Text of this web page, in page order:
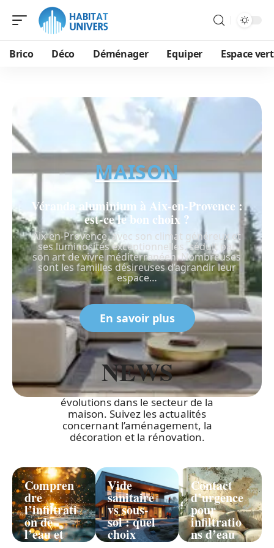
Brico Déco Déménager Equiper Espace vert
MAISON
Véranda aluminium à Aix-en-Provence :
est-ce le bon choix ?
Aix-en-Provence, avec son climat généreux et
ses luminosités exceptionnelles, séduit par
son art de vivre méditerranéen. Nombreuses
sont les familles désireuses d’agrandir leur
espace…
En savoir plus
NEWS
Restez informé sur les tendances et
évolutions dans le secteur de la
maison. Suivez les actualités
concernant l’aménagement, la
décoration et la rénovation.
Compren
dre
l’infiltrati
on de
l’eau et
Vide
sanitaire
vs sous-
sol : quel
choix
Contact
d’urgence
pour
infiltratio
ns d’eau